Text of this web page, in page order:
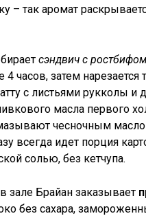
– так аромат
сэндвич с
4 часов, затем
с листьями рукколы
масла первого
чесночным
всегда идет порция
солью, без кетчупа.
зале Брайан заказывает
без сахара,